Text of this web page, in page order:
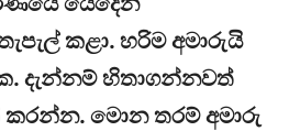
කළා. හරිම අමාරුයි
දැන්නම් හිතාගන්නවත්
කරන්න. මොන තරම් අමාරු